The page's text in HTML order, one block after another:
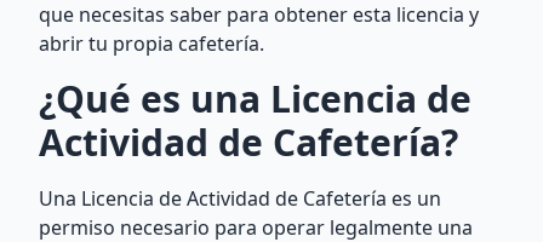
que necesitas saber para obtener esta licencia y
abrir tu propia cafetería.
¿Qué es una Licencia de
Actividad de Cafetería?
Una Licencia de Actividad de Cafetería es un
permiso necesario para operar legalmente una